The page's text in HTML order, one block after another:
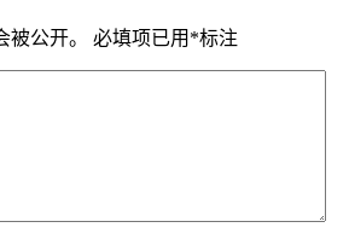
公开。 必填项已用 *标注